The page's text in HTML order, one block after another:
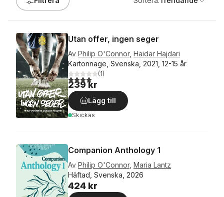
Utan offer, ingen seger
Av Philip O'Connor, Haidar Hajdari
Kartonnage, Svenska, 2021, 12-15 år
4,0utav 5 stjärnor. Totalt antal röster:
(1)
239 kr
Lägg till
Skickas
Companion Anthology 1
Av Philip O'Connor, Maria Lantz
Häftad, Svenska, 2026
424 kr